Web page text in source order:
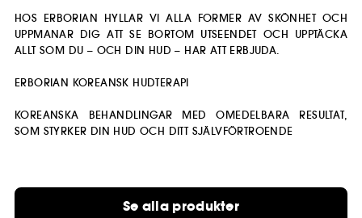
HOS ERBORIAN HYLLAR VI ALLA FORMER AV SKÖNHET OCH
UPPMANAR DIG ATT SE BORTOM UTSEENDET OCH UPPTÄCKA
ALLT SOM DU – OCH DIN HUD – HAR ATT ERBJUDA.
ERBORIAN KOREANSK HUDTERAPI
KOREANSKA BEHANDLINGAR MED OMEDELBARA RESULTAT,
SOM STYRKER DIN HUD OCH DITT SJÄLVFÖRTROENDE
Se alla produkter